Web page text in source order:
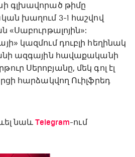
գլխավորած թիմը
խաղում 3-1 հաշվով
«Սաբուրթալոյին»:
կազմում դուբլի հեղինակ
ազգային հավաքականի
Սերոբյանը, մեկ գոլ էլ
հարձակվող Ուիլֆրեդ
նաև Telegram-ում